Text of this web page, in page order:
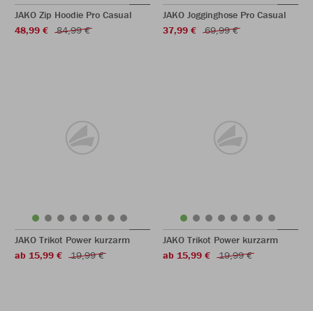
JAKO Zip Hoodie Pro Casual
48,99 €
84,99 €
JAKO Jogginghose Pro Casual
37,99 €
69,99 €
JAKO Trikot Power kurzarm
ab 15,99 €
19,99 €
JAKO Trikot Power kurzarm
ab 15,99 €
19,99 €